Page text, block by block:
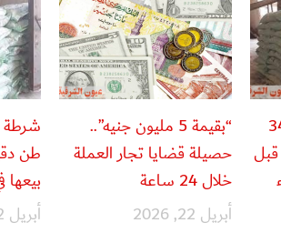
تضبط 34
“بقيمة 5 مليون جنيه”..
حصيلة قضايا تجار العملة
خلال 24 ساعة
أبريل 22, 2026
طن
أبريل 22, 2026